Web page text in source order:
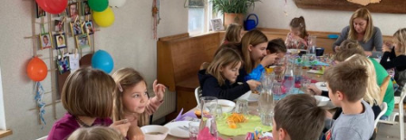
Startseite
Kundenservice
Ihr Anliegen